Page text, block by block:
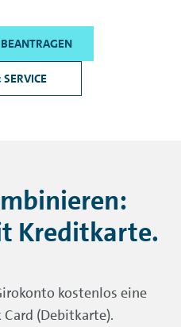
Kreditkarte.
kostenlos eine
(Debitkarte).